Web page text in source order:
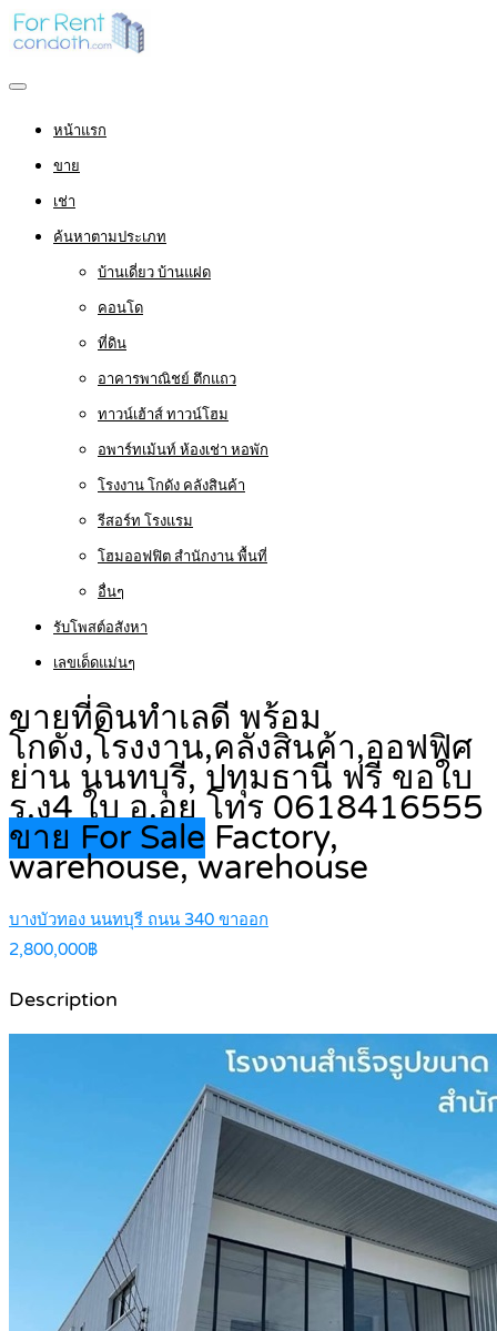
หน้าแรก
ขาย
เช่า
ค้นหาตามประเภท
บ้านเดี่ยว บ้านแฝด
คอนโด
ที่ดิน
อาคารพาณิชย์ ตึกแถว
ทาวน์เฮ้าส์ ทาวน์โฮม
อพาร์ทเม้นท์ ห้องเช่า หอพัก
โรงงาน โกดัง คลังสินค้า
รีสอร์ท โรงแรม
โฮมออฟฟิต สำนักงาน พื้นที่
อื่นๆ
รับโพสต์อสังหา
เลขเด็ดแม่นๆ
ขายที่ดินทำเลดี พร้อม
โกดัง,โรงงาน,คลังสินค้า,ออฟฟิศ
ย่าน นนทบุรี, ปทุมธานี ฟรี ขอใบ
ร.ง4 ใบ อ.อย โทร 0618416555
ขาย For Sale Factory,
warehouse, warehouse
บางบัวทอง นนทบุรี ถนน 340 ขาออก
2,800,000฿
Description